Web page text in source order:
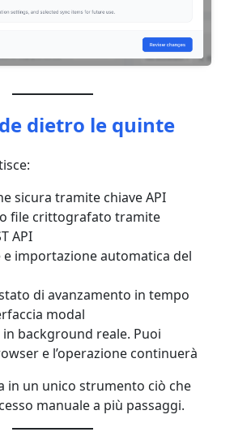
dietro le quinte
sicura tramite chiave API
file crittografato tramite
API
e importazione automatica del
di avanzamento in tempo
modal
background reale. Puoi
e l’operazione continuerà
in un unico strumento ciò che
manuale a più passaggi.